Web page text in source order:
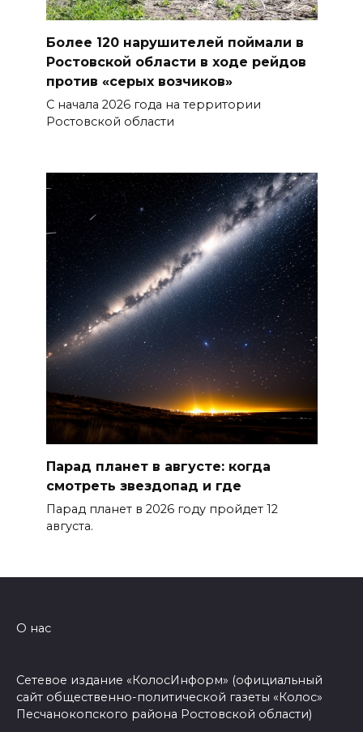
Более 120 нарушителей поймали в
Ростовской области в ходе рейдов
против «серых возчиков»
С начала 2026 года на территории
Ростовской области
Парад планет в августе: когда
смотреть звездопад и где
Парад планет в 2026 году пройдет 12
августа.
О нас
Сетевое издание «КолосИнформ» (официальный
сайт общественно-политической газеты «Колос»
Песчанокопского района Ростовской области)